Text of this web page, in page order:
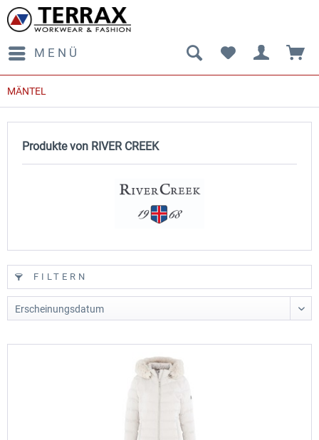
MENÜ
MÄNTEL
Produkte von RIVER CREEK
FILTERN